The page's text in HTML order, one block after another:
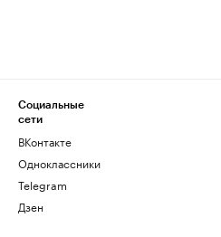
Социальные
сети
ВКонтакте
Одноклассники
Telegram
Дзен